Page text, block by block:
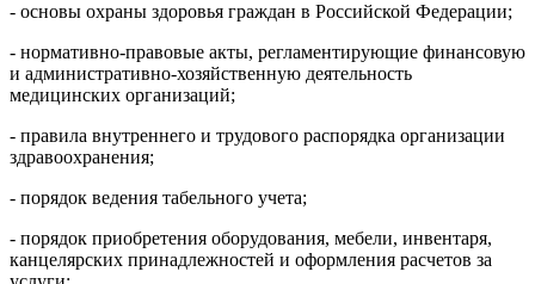
- основы охраны здоровья граждан в Российской Федерации;
- нормативно-правовые акты, регламентирующие финансовую
и административно-хозяйственную деятельность
медицинских организаций;
- правила внутреннего и трудового распорядка организации
здравоохранения;
- порядок ведения табельного учета;
- порядок приобретения оборудования, мебели, инвентаря,
канцелярских принадлежностей и оформления расчетов за